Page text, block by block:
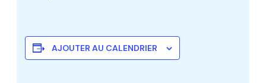
AJOUTER AU CALENDRIER